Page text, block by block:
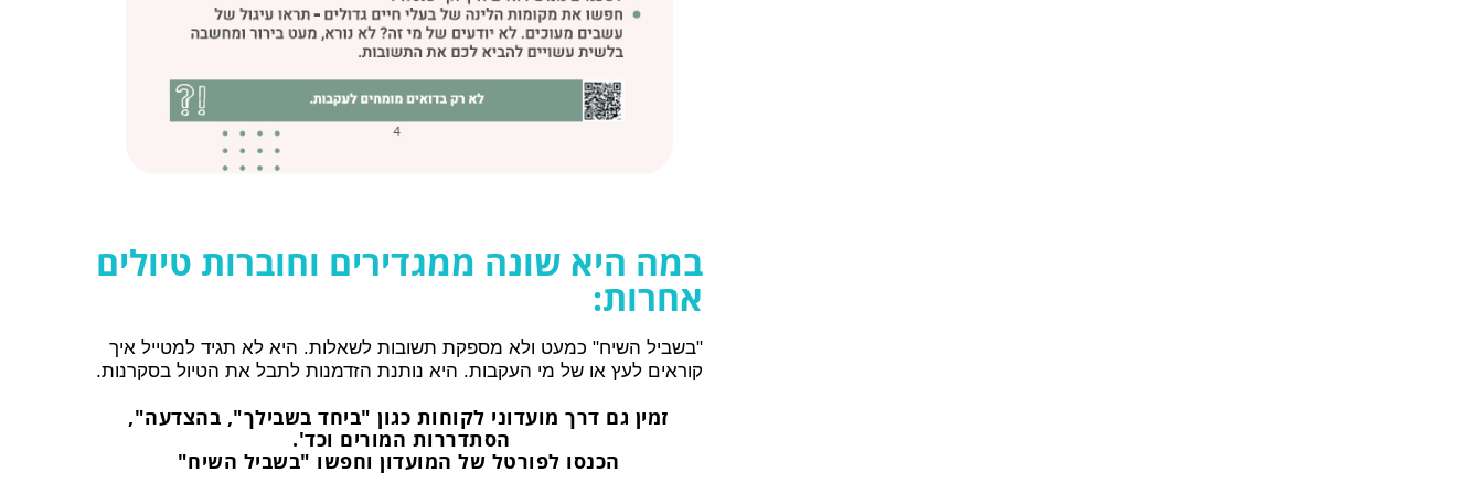
במה היא שונה ממגדירים וחוברות טיולים
אחרות:
"בשביל השיח" כמעט ולא מספקת תשובות לשאלות. היא לא תגיד למטייל איך
קוראים לעץ או של מי העקבות. היא נותנת הזדמנות לתבל את הטיול בסקרנות.
זמין גם דרך מועדוני לקוחות כגון "ביחד בשבילך", בהצדעה",
הסתדררות המורים וכד'.
הכנסו לפורטל של המועדון וחפשו "בשביל השיח"